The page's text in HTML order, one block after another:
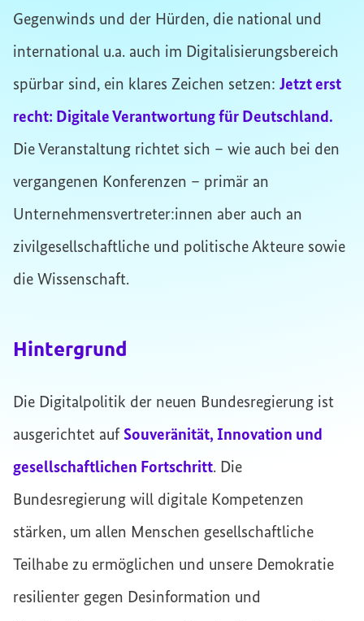
Gegenwinds und der Hürden, die national und
international u.a. auch im Digitalisierungsbereich
spürbar sind, ein klares Zeichen setzen: Jetzt erst
recht: Digitale Verantwortung für Deutschland.
Die Veranstaltung richtet sich – wie auch bei den
vergangenen Konferenzen – primär an
Unternehmensvertreter:innen aber auch an
zivilgesellschaftliche und politische Akteure sowie
die Wissenschaft.
Hintergrund
Die Digitalpolitik der neuen Bundesregierung ist
ausgerichtet auf Souveränität, Innovation und
gesellschaftlichen Fortschritt. Die
Bundesregierung will digitale Kompetenzen
stärken, um allen Menschen gesellschaftliche
Teilhabe zu ermöglichen und unsere Demokratie
resilienter gegen Desinformation und